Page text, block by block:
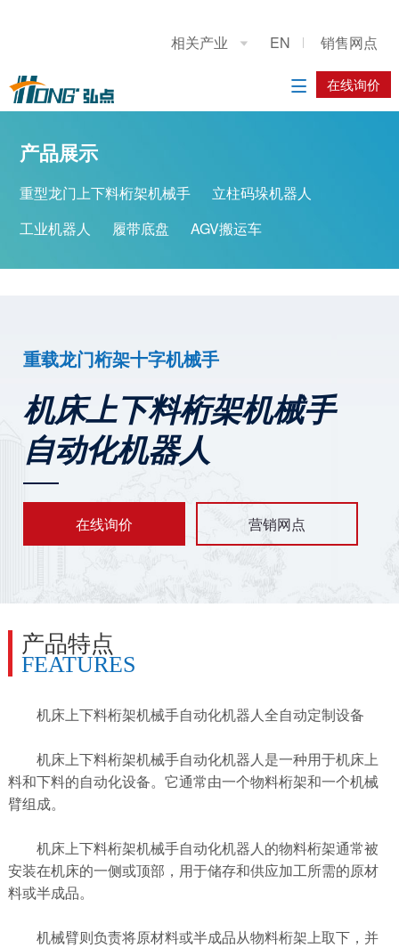
相关产业  EN 销售网点
在线询价

公司简介
设计分享
优秀案例
重型龙门上下料桁架机械手
工业机器人
履带底盘
AGV搬运车
系统方案
在线询价
产品展示
重型龙门上下料桁架机械手
立柱码垛机器人
工业机器人
履带底盘 AGV搬运车
重载龙门桁架十字机械手
机床上下料桁架机械手
自动化机器人
在线询价 营销网点
产品特点
FEATURES
机床上下料桁架机械手自动化机器人全自动定制设备
机床上下料桁架机械手自动化机器人是一种用于机床上
料和下料的自动化设备。它通常由一个物料桁架和一个机械
臂组成。
机床上下料桁架机械手自动化机器人的物料桁架通常被
安装在机床的一侧或顶部，用于储存和供应加工所需的原材
料或半成品。
机械臂则负责将原材料或半成品从物料桁架上取下，并